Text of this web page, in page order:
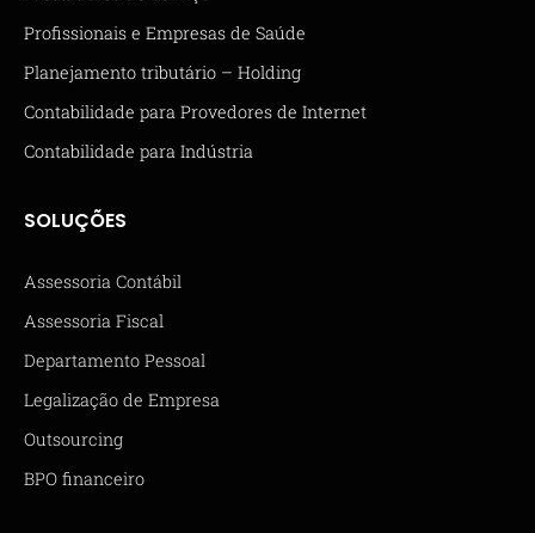
Profissionais e Empresas de Saúde
Planejamento tributário – Holding
Contabilidade para Provedores de Internet
Contabilidade para Indústria
SOLUÇÕES
Assessoria Contábil
Assessoria Fiscal
Departamento Pessoal
Legalização de Empresa
Outsourcing
BPO financeiro